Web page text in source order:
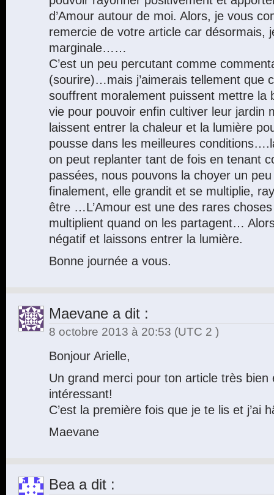
d’Amour autour de moi. Alors, je vous
remercie de votre article car désormais,
marginale……
C’est un peu percutant comme
(sourire)…mais j’aimerais tellement que
souffrent moralement puissent mettre la
vie pour pouvoir enfin cultiver leur jardin
laissent entrer la chaleur et la lumière
pousse dans les meilleures
on peut replanter tant de fois en tenant
passées, nous pouvons la choyer un
finalement, elle grandit et se multiplie,
être …L’Amour est une des rares
multiplient quand on les partagent…
négatif et laissons entrer la lumière.
Bonne journée a vous.
Maevane a dit :
8 octobre 2013 à 20:53 (UTC 2 )
Bonjour Arielle,
Un grand merci pour ton article très bien
intéressant!
C’est la première fois que je te lis et j’ai
Maevane
Beaa dit :